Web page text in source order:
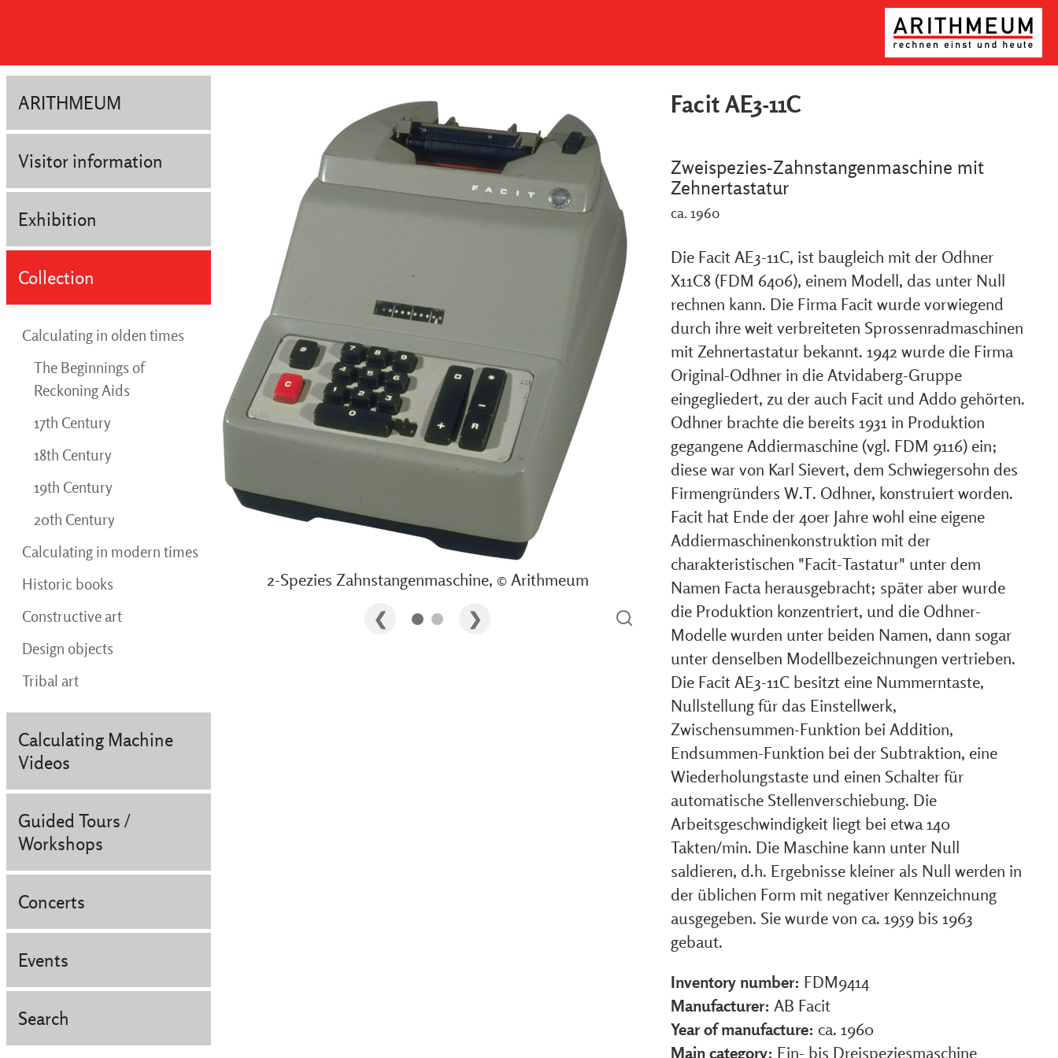
ARITHMEUM
Visitor information
Exhibition
Collection
Calculating in olden times
The Beginnings of
Reckoning Aids
17th Century
18th Century
19th Century
20th Century
Calculating in modern times
Historic books
Constructive art
Design objects
Tribal art
Calculating Machine
Videos
Guided Tours /
Workshops
Concerts
Events
Search
2-Spezies Zahnstangenmaschine, © Arithmeum
Facit AE3-11C
Zweispezies-Zahnstangenmaschine mit
Zehnertastatur
ca. 1960
Die Facit AE3-11C, ist baugleich mit der Odhner
X11C8 (FDM 6406), einem Modell, das unter Null
rechnen kann. Die Firma Facit wurde vorwiegend
durch ihre weit verbreiteten Sprossenradmaschinen
mit Zehnertastatur bekannt. 1942 wurde die Firma
Original-Odhner in die Atvidaberg-Gruppe
eingegliedert, zu der auch Facit und Addo gehörten.
Odhner brachte die bereits 1931 in Produktion
gegangene Addiermaschine (vgl. FDM 9116) ein;
diese war von Karl Sievert, dem Schwiegersohn des
Firmengründers W.T. Odhner, konstruiert worden.
Facit hat Ende der 40er Jahre wohl eine eigene
Addiermaschinenkonstruktion mit der
charakteristischen "Facit-Tastatur" unter dem
Namen Facta herausgebracht; später aber wurde
die Produktion konzentriert, und die Odhner-
Modelle wurden unter beiden Namen, dann sogar
unter denselben Modellbezeichnungen vertrieben.
Die Facit AE3-11C besitzt eine Nummerntaste,
Nullstellung für das Einstellwerk,
Zwischensummen-Funktion bei Addition,
Endsummen-Funktion bei der Subtraktion, eine
Wiederholungstaste und einen Schalter für
automatische Stellenverschiebung. Die
Arbeitsgeschwindigkeit liegt bei etwa 140
Takten/min. Die Maschine kann unter Null
saldieren, d.h. Ergebnisse kleiner als Null werden in
der üblichen Form mit negativer Kennzeichnung
ausgegeben. Sie wurde von ca. 1959 bis 1963
gebaut.
Inventory number: FDM9414
Manufacturer: AB Facit
Year of manufacture: ca. 1960
Main category: Ein- bis Dreispeziesmaschine